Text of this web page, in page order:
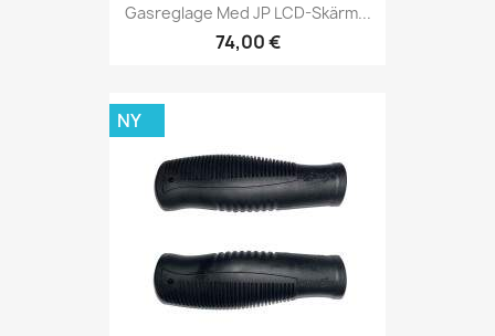
Gasreglage Med JP LCD-Skärm...
74,00 €
NY